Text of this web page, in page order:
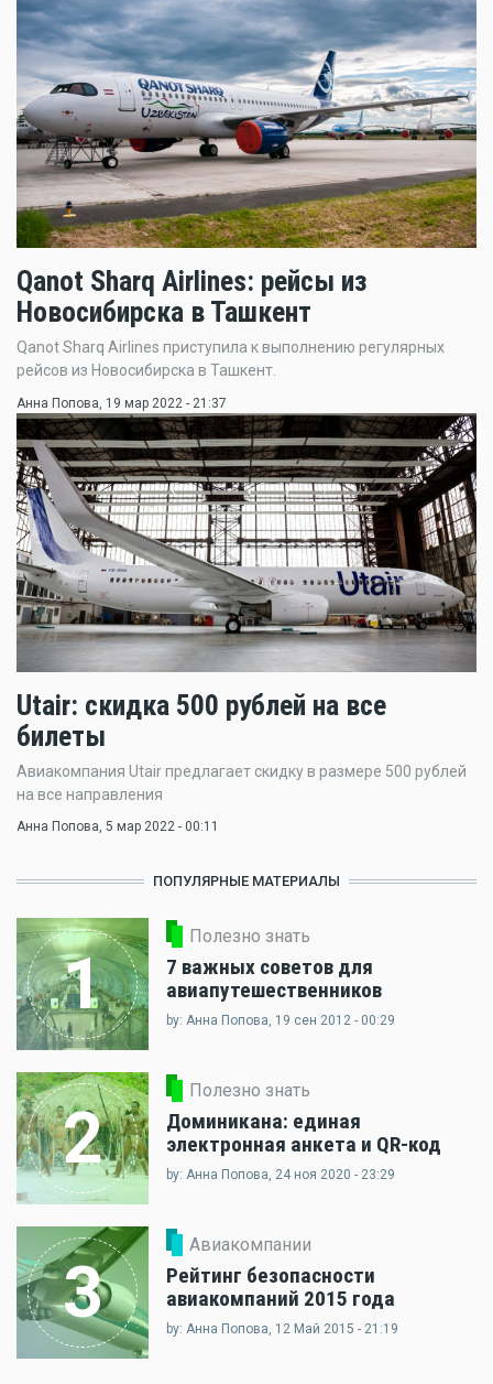
Qanot Sharq Airlines: рейсы из
Новосибирска в Ташкент
Qanot Sharq Airlines приступила к выполнению регулярных
рейсов из Новосибирска в Ташкент.
Анна Попова, 19 мар 2022 - 21:37
Utair: скидка 500 рублей на все
билеты
Авиакомпания Utair предлагает скидку в размере 500 рублей
на все направления
Анна Попова, 5 мар 2022 - 00:11
ПОПУЛЯРНЫЕ МАТЕРИАЛЫ
1
Полезно знать
7 важных советов для
авиапутешественников
by: Анна Попова, 19 сен 2012 - 00:29
2
Полезно знать
Доминикана: единая
электронная анкета и QR-код
by: Анна Попова, 24 ноя 2020 - 23:29
3
Авиакомпании
Рейтинг безопасности
авиакомпаний 2015 года
by: Анна Попова, 12 Май 2015 - 21:19